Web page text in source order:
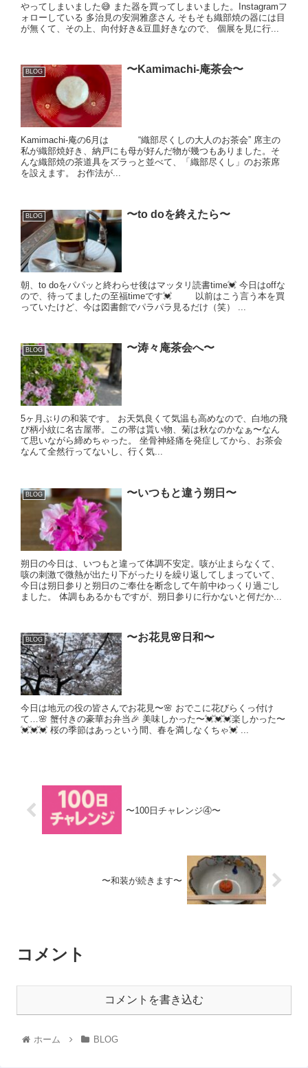
やってしまいました😅 また器を買ってしまいました。Instagramフ
ォローしている 多治見の安洞雅彦さん そもそも織部焼の器には目
が無くて、その上、向付好き&豆皿好きなので、 個展を見に行...
BLOG 〜Kamimachi-庵茶会〜
Kamimachi-庵の6月は “織部尽くしの大人のお茶会” 席主の
私が織部焼好き、納戸にも母が好んだ物が幾つもありました。そ
んな織部焼の茶道具をズラっと並べて、「織部尽くし」のお茶席
を設えます。 お作法が...
BLOG 〜to doを終えたら〜
朝、to doをパパッと終わらせ後はマッタリ読書time💓 今日はoffな
ので、待ってましたの至福timeです💓 以前はこう言う本を買
っていたけど、今は図書館でパラパラ見るだけ（笑） ...
BLOG 〜涛々庵茶会へ〜
5ヶ月ぶりの和装です。 お天気良くて気温も高めなので、白地の飛
び柄小紋に名古屋帯。この帯は貰い物、菊は秋なのかなぁ〜なん
て思いながら締めちゃった。 坐骨神経痛を発症してから、お茶会
なんて全然行ってないし、行く気...
BLOG 〜いつもと違う朔日〜
朔日の今日は、いつもと違って体調不安定。咳が止まらなくて、
咳の刺激で微熱が出たり下がったりを繰り返してしまっていて、
今日は朔日参りと朔日のご奉仕を断念して午前中ゆっくり過ごし
ました。 体調もあるかもですが、朔日参りに行かないと何だか...
BLOG 〜お花見🌸日和〜
今日は地元の役の皆さんでお花見〜🌸 おでこに花びらくっ付け
て…🌸 蟹付きの豪華お弁当🎉 美味しかった〜💓💓💓楽しかった〜
💓💓💓 桜の季節はあっという間、春を満しなくちゃ💓 ...
〜100日チャレンジ④〜
〜和装が続きます〜
コメント
コメントを書き込む
ホーム BLOG